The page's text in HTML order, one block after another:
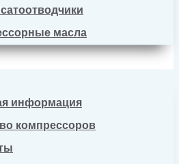
масла
информация
компрессоров